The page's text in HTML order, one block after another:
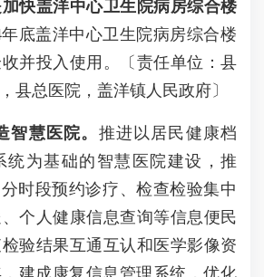
快盖洋中心卫生院病房综合楼
年底盖洋中心卫生院病房综合楼
并投入使用。〔责任单位：县
县总医院，盖洋镇人民政府〕
智慧医院。 推进以居民健康档
统为基础的智慧医院建设，推
时段预约诊疗、检查检验集中
个人健康信息查询等信息便民
验结果互通互认和医学影像资
建成康复信息管理系统，优化